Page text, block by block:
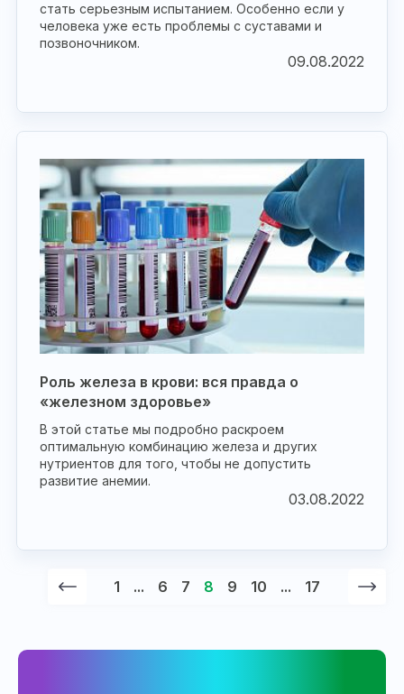
стать серьезным испытанием. Особенно если у
человека уже есть проблемы с суставами и
позвоночником.
09.08.2022
Роль железа в крови: вся правда о
«железном здоровье»
В этой статье мы подробно раскроем
оптимальную комбинацию железа и других
нутриентов для того, чтобы не допустить
развитие анемии.
03.08.2022
1 ... 6 7 8 9 10 ... 17